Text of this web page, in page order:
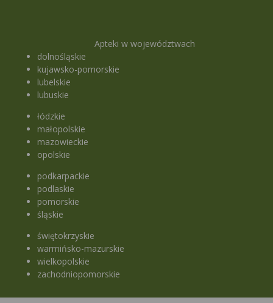
Apteki w województwach
dolnośląskie
kujawsko-pomorskie
lubelskie
lubuskie
łódzkie
małopolskie
mazowieckie
opolskie
podkarpackie
podlaskie
pomorskie
śląskie
świętokrzyskie
warmińsko-mazurskie
wielkopolskie
zachodniopomorskie